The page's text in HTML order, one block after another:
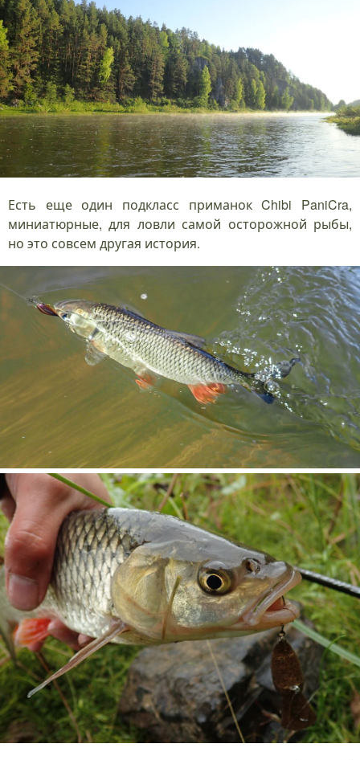
Есть еще один подкласс приманок Chibi PaniCra,
миниатюрные, для ловли самой осторожной рыбы,
но это совсем другая история.